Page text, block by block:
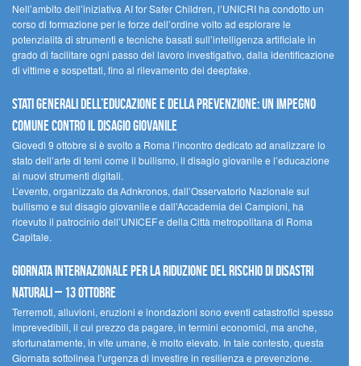
Nell’ambito dell’iniziativa AI for Safer Children, l’UNICRI ha condotto un
corso di formazione per le forze dell’ordine volto ad esplorare le
potenzialità di strumenti e tecniche basati sull’intelligenza artificiale in
grado di facilitare ogni passo del lavoro investigativo, dalla identificazione
di vittime e sospettati, fino al rilevamento dei deepfake.
Stati Generali dell’Educazione e della Prevenzione: un impegno
comune contro il disagio giovanile
Giovedì 9 ottobre si è svolto a Roma l’incontro dedicato ad analizzare lo
stato dell’arte di temi come il bullismo, il disagio giovanile e l’educazione
ai nuovi strumenti digitali.
L’evento, organizzato da Adnkronos, dall’Osservatorio Nazionale sul
bullismo e sul disagio giovanile e dall’Accademia dei Campioni, ha
ricevuto il patrocinio dell’UNICEF e della Città metropolitana di Roma
Capitale.
Giornata internazionale per la riduzione del rischio di disastri
naturali – 13 ottobre
Terremoti, alluvioni, eruzioni e inondazioni sono eventi catastrofici spesso
imprevedibili, il cui prezzo da pagare, in termini economici, ma anche,
sfortunatamente, in vite umane, è molto elevato. In tale contesto, questa
Giornata sottolinea l’urgenza di investire in resilienza e prevenzione.